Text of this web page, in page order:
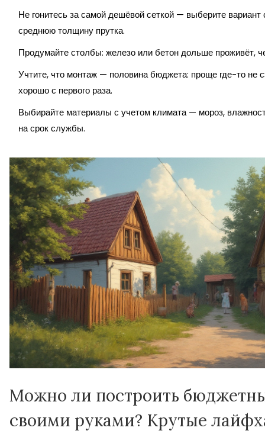
Не гонитесь за самой дешёвой сеткой — выберите
среднюю толщину прутка.
Продумайте столбы: железо или бетон дольше проживёт,
Учтите, что монтаж — половина бюджета: проще где-то не
хорошо с первого раза.
Выбирайте материалы с учетом климата — мороз,
на срок службы.
Можно ли построить
своими руками? Крутые